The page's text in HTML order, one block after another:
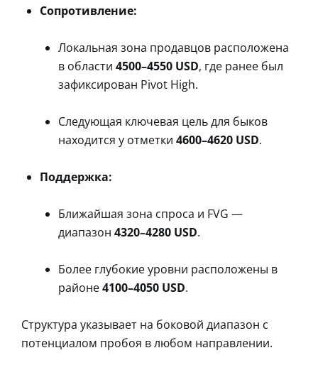
Сопротивление:
Локальная зона продавцов расположена
в области 4500–4550 USD, где ранее был
зафиксирован Pivot High.
Следующая ключевая цель для быков
находится у отметки 4600–4620 USD.
Поддержка:
Ближайшая зона спроса и FVG —
диапазон 4320–4280 USD.
Более глубокие уровни расположены в
районе4100–4050 USD.
Структура указывает на боковой диапазон с
потенциалом пробоя в любом направлении.